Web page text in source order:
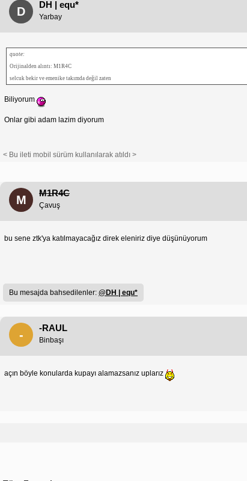
D
DH | equ*
Yarbay
quote:
Orijinalden alıntı: M1R4C
selcuk bekir ve emenike takımda değil zaten
Biliyorum
Onlar gibi adam lazim diyorum
< Bu ileti mobil sürüm kullanılarak atıldı >
M
M1R4C
Çavuş
bu sene ztk'ya katılmayacağız direk eleniriz diye düşünüyorum
Bu mesajda bahsedilenler: @DH | equ*
-
-RAUL
Binbaşı
açın böyle konularda kupayı alamazsanız uplarız